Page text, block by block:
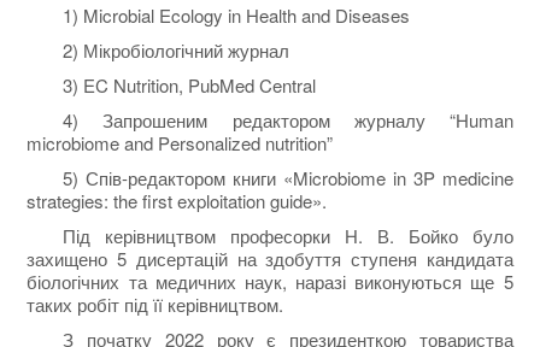
1) Microbial Ecology in Health and Diseases
2) Мікробіологічний журнал
3) EC Nutrition, PubMed Central
4) Запрошеним редактором журналу “Human
microbiome and Personalized nutrition”
5) Спів-редактором книги «Microbiome in 3P medicine
strategies: the first exploitation guide».
Під керівництвом професорки Н. В. Бойко було
захищено 5 дисертацій на здобуття ступеня кандидата
біологічних та медичних наук, наразі виконуються ще 5
таких робіт під її керівництвом.
З початку 2022 року є президенткою товариства